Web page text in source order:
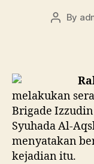
Post
By
melakukan
Brigade
Syuhada Al-
menyatakan
kejadian itu.